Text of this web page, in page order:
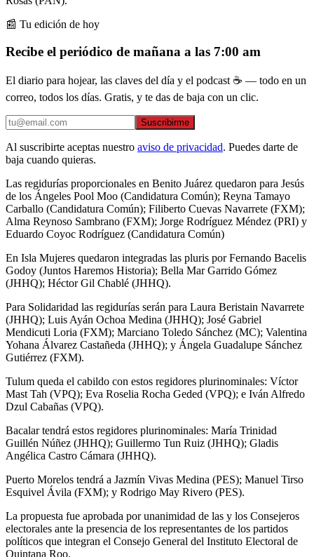
📰 Tu edición de hoy
Recibe el periódico de mañana a las 7:00 am
El diario para hojear, las claves del día y el podcast ☕ — todo en un
correo, todos los días. Gratis, y te das de baja con un clic.
Suscribirme
Al suscribirte aceptas nuestro aviso de privacidad. Puedes darte de
baja cuando quieras.
Las regidurías proporcionales en Benito Juárez quedaron para Jesús
de los Ángeles Pool Moo (Candidatura Común); Reyna Tamayo
Carballo (Candidatura Común); Filiberto Cuevas Navarrete (FXM);
Alma Reynoso Sambrano (FXM); Jorge Rodríguez Méndez (PRI) y
Eduardo Coyoc Rodríguez (Candidatura Común)
En Isla Mujeres quedaron integradas las pluris por Fernando Bacelis
Godoy (Juntos Haremos Historia); Bella Mar Garrido Gómez
(JHHQ); Héctor Gil Chablé (JHHQ).
Para Solidaridad las regidurías serán para Laura Beristain Navarrete
(JHHQ); Luis Ayán Ochoa Medina (JHHQ); José Gabriel
Mendicuti Loria (FXM); Marciano Toledo Sánchez (MC); Valentina
Yohana Álvarez Castañeda (JHHQ); y Ángela Guadalupe Sánchez
Gutiérrez (FXM).
Tulum queda el cabildo con estos regidores plurinominales: Víctor
Mast Tah (VPQ); Eva Roselia Rocha Geded (VPQ); e Iván Alfredo
Dzul Cabañas (VPQ).
Bacalar tendrá estos regidores plurinominales: María Trinidad
Guillén Núñez (JHHQ); Guillermo Tun Ruiz (JHHQ); Gladis
Angélica Castro Cámara (JHHQ).
Puerto Morelos tendrá a Jazmín Vivas Medina (PES); Manuel Tirso
Esquivel Ávila (FXM); y Rodrigo May Rivero (PES).
La propuesta fue aprobada por unanimidad de las y los Consejeros
electorales ante la presencia de los representantes de los partidos
políticos que integran el Consejo General del Instituto Electoral de
Quintana Roo.